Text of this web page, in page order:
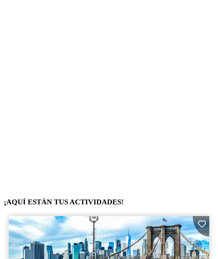
¡AQUÍ ESTÁN TUS ACTIVIDADES!